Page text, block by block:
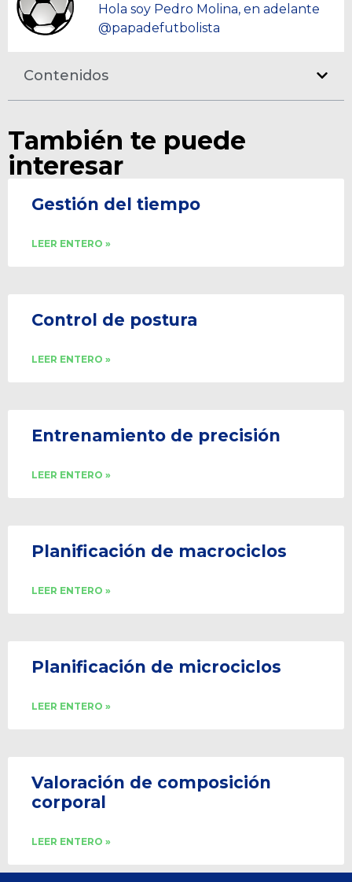
Hola soy Pedro Molina, en adelante
@papadefutbolista
Contenidos
También te puede
interesar
Gestión del tiempo
LEER ENTERO »
Control de postura
LEER ENTERO »
Entrenamiento de precisión
LEER ENTERO »
Planificación de macrociclos
LEER ENTERO »
Planificación de microciclos
LEER ENTERO »
Valoración de composición
corporal
LEER ENTERO »